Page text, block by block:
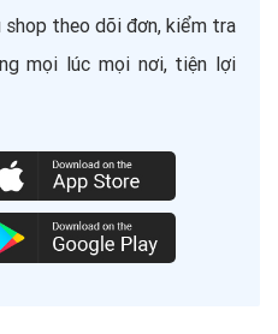
theo dõi đơn, kiểm tra
mọi lúc mọi nơi, tiện lợi